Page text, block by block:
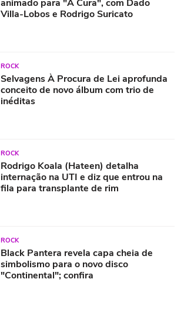
animado para "A Cura", com Dado
Villa-Lobos e Rodrigo Suricato
ROCK
Selvagens À Procura de Lei aprofunda
conceito de novo álbum com trio de
inéditas
ROCK
Rodrigo Koala (Hateen) detalha
internação na UTI e diz que entrou na
fila para transplante de rim
ROCK
Black Pantera revela capa cheia de
simbolismo para o novo disco
"Continental"; confira